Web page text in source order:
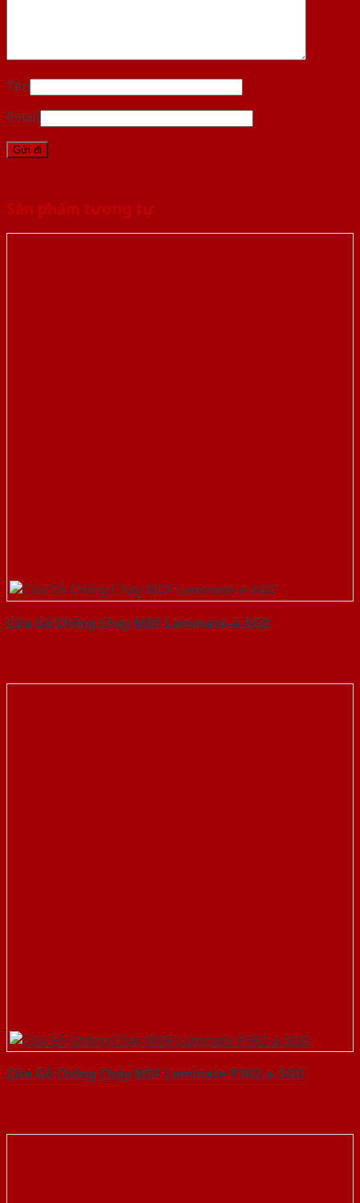
Tên
Email
Sản phẩm tương tự
Cửa Gỗ Chống Cháy MDF Laminate-a-SGD
Cửa Gỗ Chống Cháy MDF Laminate P1R2-a-SGD